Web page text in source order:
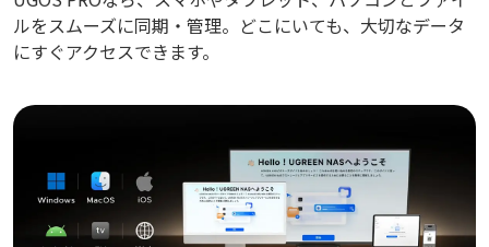
ルをスムーズに同期・管理。どこにいても、大切なデータ
にすぐアクセスできます。